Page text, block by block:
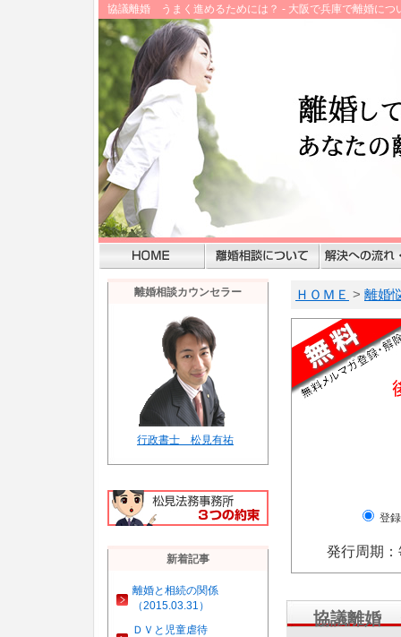
協議離婚 うまく進めるためには？ - 大阪で兵庫で離婚に
ＨＯＭＥ > 離婚
登録
発行周期
協議離婚
離婚相談カウンセラー
行政書士 松見有祐
新着記事
離婚と相続の関係
（2015.03.31）
ＤＶと児童虐待